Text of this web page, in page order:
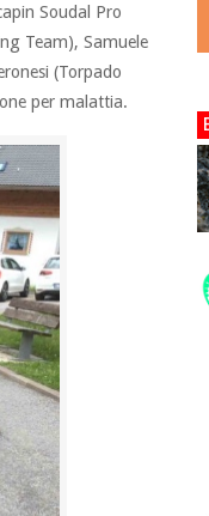
Soudal Pro
Team), Samuele
(Torpado
per malattia.